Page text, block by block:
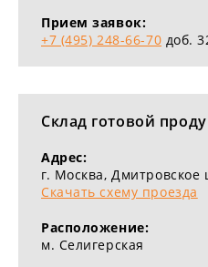
Прием заявок:
+7 (495) 248-66-70 доб.
Склад готовой
Адрес:
г. Москва, Дмитровское
Скачать схему проезда
Расположение:
м. Селигерская